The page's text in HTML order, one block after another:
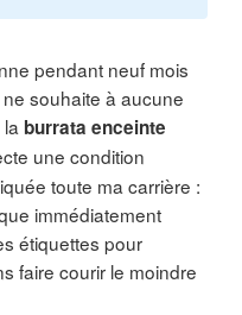
pendant neuf mois
souhaite à aucune
burrata enceinte
une condition
toute ma carrière :
immédiatement
étiquettes pour
faire courir le moindre